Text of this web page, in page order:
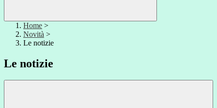
Home >
Novità >
Le notizie
Le notizie